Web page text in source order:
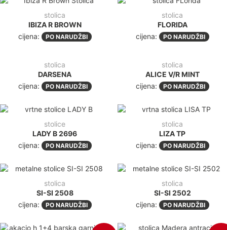
stolica
IBIZA R BROWN
cijena:
PO NARUDŽBI
stolica
FLORIDA
cijena:
PO NARUDŽBI
stolica
DARSENA
cijena:
PO NARUDŽBI
stolica
ALICE V/R MINT
cijena:
PO NARUDŽBI
stolice
LADY B 2696
cijena:
PO NARUDŽBI
stolica
LIZA TP
cijena:
PO NARUDŽBI
stolica
SI-SI 2508
cijena:
PO NARUDŽBI
stolica
SI-SI 2502
cijena:
PO NARUDŽBI